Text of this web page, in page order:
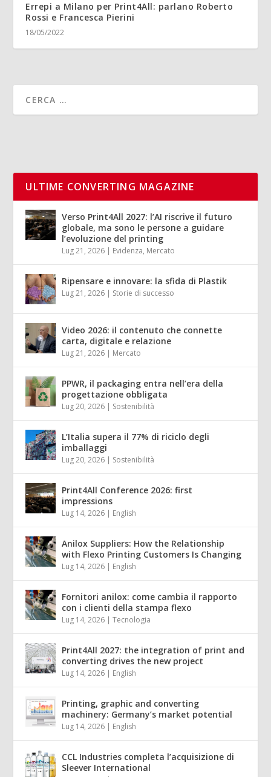
Errepi a Milano per Print4All: parlano Roberto
Rossi e Francesca Pierini
18/05/2022
ULTIME CONVERTING MAGAZINE
Verso Print4All 2027: l’AI riscrive il futuro
globale, ma sono le persone a guidare
l’evoluzione del printing
Lug 21, 2026 Evidenza, Mercato
Ripensare e innovare: la sfida di Plastik
Lug 21, 2026 Storie di successo
Video 2026: il contenuto che connette
carta, digitale e relazione
Lug 21, 2026 Mercato
PPWR, il packaging entra nell’era della
progettazione obbligata
Lug 20, 2026 Sostenibilità
L’Italia supera il 77% di riciclo degli
imballaggi
Lug 20, 2026 Sostenibilità
Print4All Conference 2026: first
impressions
Lug 14, 2026 English
Anilox Suppliers: How the Relationship
with Flexo Printing Customers Is Changing
Lug 14, 2026 English
Fornitori anilox: come cambia il rapporto
con i clienti della stampa flexo
Lug 14, 2026 |Tecnologia
Print4All 2027: the integration of print and
converting drives the new project
Lug 14, 2026 English
Printing, graphic and converting
machinery: Germany’s market potential
Lug 14, 2026 English
CCL Industries completa l’acquisizione di
Sleever International